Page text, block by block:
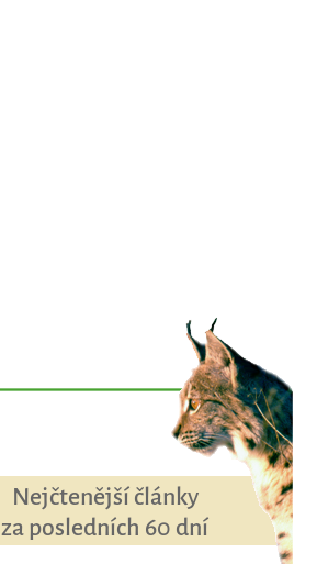
Nejčtenější články
za posledních 60 dní